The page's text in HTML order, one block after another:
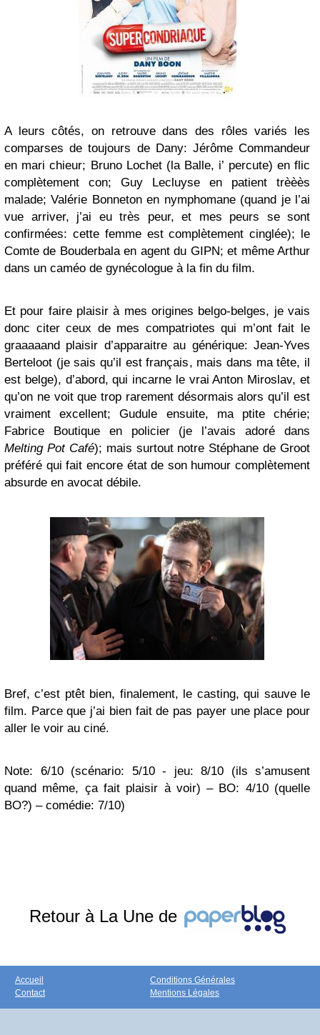
A leurs côtés, on retrouve dans des rôles variés les
comparses de toujours de Dany: Jérôme Commandeur
en mari chieur; Bruno Lochet (la Balle, i’ percute) en flic
complètement con; Guy Lecluyse en patient trèèès
malade; Valérie Bonneton en nymphomane (quand je l’ai
vue arriver, j’ai eu très peur, et mes peurs se sont
confirmées: cette femme est complètement cinglée); le
Comte de Bouderbala en agent du GIPN; et même Arthur
dans un caméo de gynécologue à la fin du film.
Et pour faire plaisir à mes origines belgo-belges, je vais
donc citer ceux de mes compatriotes qui m’ont fait le
graaaaand plaisir d’apparaitre au générique: Jean-Yves
Berteloot (je sais qu’il est français, mais dans ma tête, il
est belge), d’abord, qui incarne le vrai Anton Miroslav, et
qu’on ne voit que trop rarement désormais alors qu’il est
vraiment excellent; Gudule ensuite, ma ptite chérie;
Fabrice Boutique en policier (je l’avais adoré dans
Melting Pot Café); mais surtout notre Stéphane de Groot
préféré qui fait encore état de son humour complètement
absurde en avocat débile.
Bref, c’est ptêt bien, finalement, le casting, qui sauve le
film. Parce que j’ai bien fait de pas payer une place pour
aller le voir au ciné.
Note: 6/10(scénario: 5/10- jeu: 8/10 (ils s’amusent
quand même, ça fait plaisir à voir) – BO: 4/10 (quelle
BO?) – comédie: 7/10)
Retour à La Une de
Accueil
Contact
Conditions Générales
Mentions Légales